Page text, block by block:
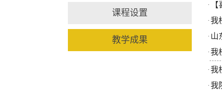
课程设置
教学成果
·
· 我
· 山
· 我
· 我
· 我